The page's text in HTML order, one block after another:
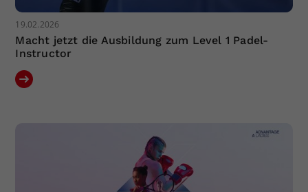
19.02.2026
Macht jetzt die Ausbildung zum Level 1 Padel-
Instructor